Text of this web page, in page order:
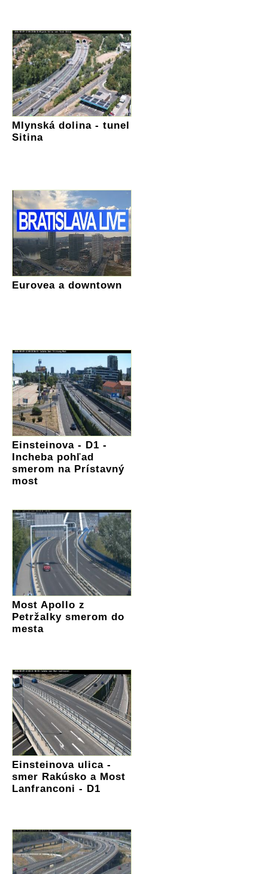
Mlynská dolina - tunel
Sitina
Eurovea a downtown
Einsteinova - D1 -
Incheba pohľad
smerom na Prístavný
most
Most Apollo z
Petržalky smerom do
mesta
Einsteinova ulica -
smer Rakúsko a Most
Lanfranconi - D1